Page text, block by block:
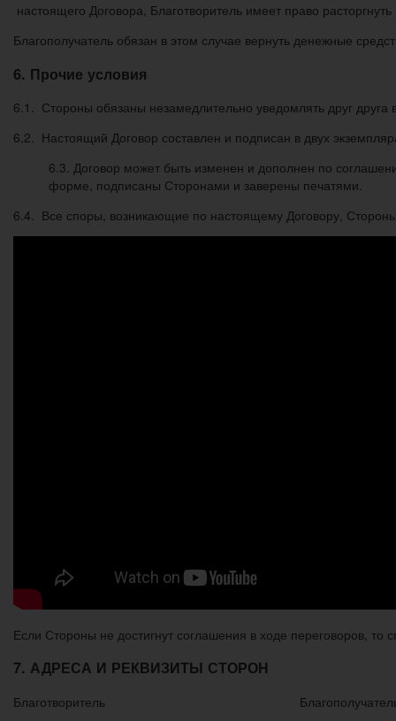
настоящего Договора, Благотворитель имеет право
Благополучатель обязан в этом случае вернуть денежные
6. Прочие условия
6.1. Стороны обязаны незамедлительно уведомлять друг друга
6.2. Настоящий Договор составлен и подписан в двух
6.3. Договор может быть изменен и дополнен по
форме, подписаны Сторонами и заверены печатями.
6.4. Все споры, возникающие по настоящему Договору,
Если Стороны не достигнут соглашения в ходе переговоров,
7. АДРЕСА И РЕКВИЗИТЫ СТОРОН
Благотворитель